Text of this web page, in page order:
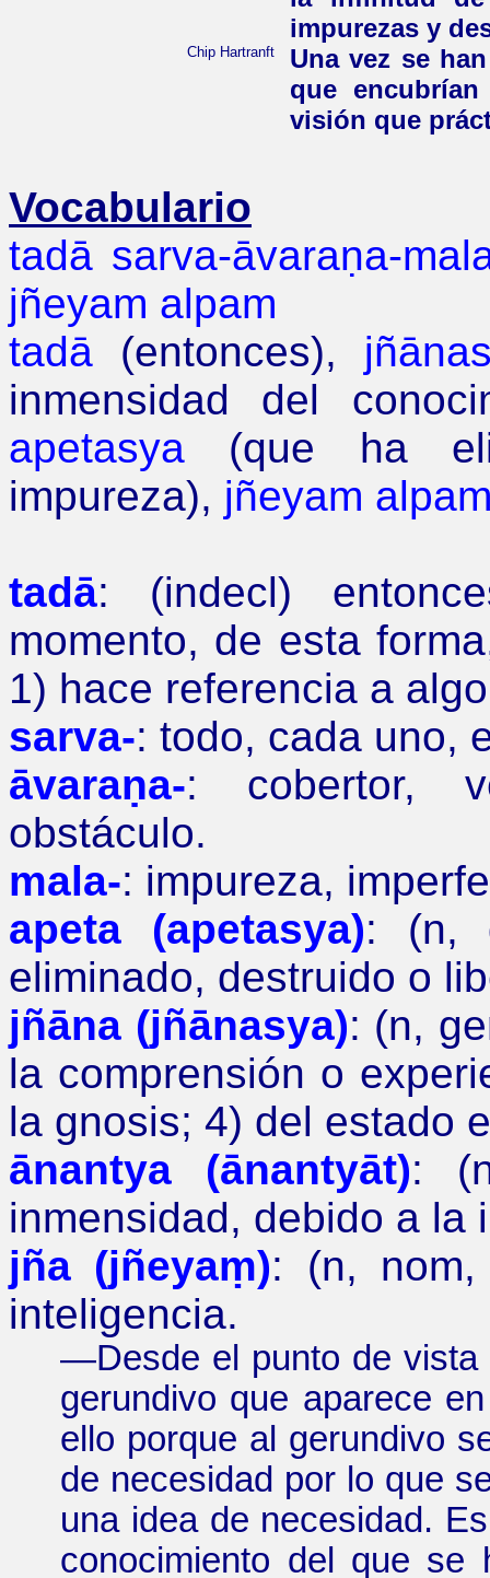
impurezas y
Chip Hartranft
Una vez se
que
visión que
Vocabulario
tadā sarva-āvaraṇa-
jñeyam alpam
tadā
(entonces),
inmensidad del
apetasya (que ha
impureza), jñeyam
tadā: (indecl)
momento, de esta
1) hace referencia a
sarva-: todo, cada uno,
āvaraṇa-: cobertor,
obstáculo.
mala-: impureza,
apeta (apetasya): (n,
eliminado, destruido o
jñāna (jñānasya): (n,
la comprensión o
la gnosis; 4) del estado
ānantya (ānantyāt):
inmensidad, debido a la
jña (jñeyaṃ): (n,
inteligencia.
—Desde el punto de
gerundivo que aparece
ello porque al gerundivo
de necesidad por lo que
una idea de necesidad.
conocimiento del que